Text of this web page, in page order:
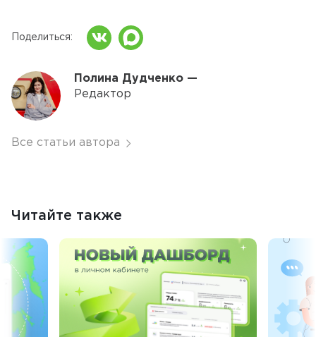
Поделиться
Полина Дудченко —
Редактор
Все статьи автора
Читайте также